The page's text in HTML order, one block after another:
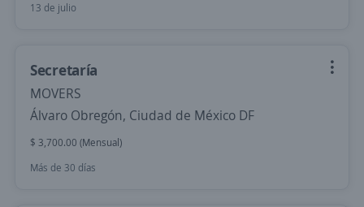
13 de julio
Secretaría
MOVERS
Álvaro Obregón, Ciudad de México DF
$ 3,700.00 (Mensual)
Más de 30 días